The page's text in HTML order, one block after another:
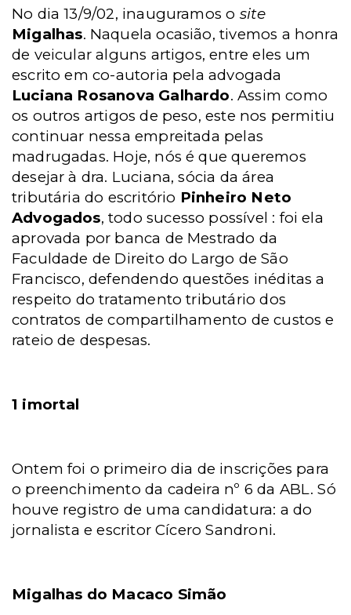
No dia 13/9/02, inauguramos o site
Migalhas. Naquela ocasião, tivemos a honra
de veicular alguns artigos, entre eles um
escrito em co-autoria pela advogada
Luciana Rosanova Galhardo. Assim como
os outros artigos de peso, este nos permitiu
continuar nessa empreitada pelas
madrugadas. Hoje, nós é que queremos
desejar à dra. Luciana, sócia da área
tributária do escritório Pinheiro Neto
Advogados, todo sucesso possível : foi ela
aprovada por banca de Mestrado da
Faculdade de Direito do Largo de São
Francisco, defendendo questões inéditas a
respeito do tratamento tributário dos
contratos de compartilhamento de custos e
rateio de despesas.
1 imortal
Ontem foi o primeiro dia de inscrições para
o preenchimento da cadeira nº 6 da ABL. Só
houve registro de uma candidatura: a do
jornalista e escritor Cícero Sandroni.
Migalhas do Macaco Simão